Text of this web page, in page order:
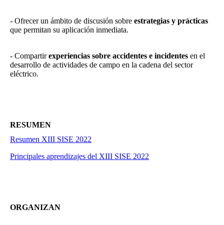
- Ofrecer un ámbito de discusión sobre estrategias y prácticas
que permitan su aplicación inmediata.
- Compartirexperiencias sobre accidentes e incidentes en el
desarrollo de actividades de campo en la cadena del sector
eléctrico.
RESUMEN
Resumen XIII SISE 2022
Principales aprendizajes del XIII SISE 2022
ORGANIZAN